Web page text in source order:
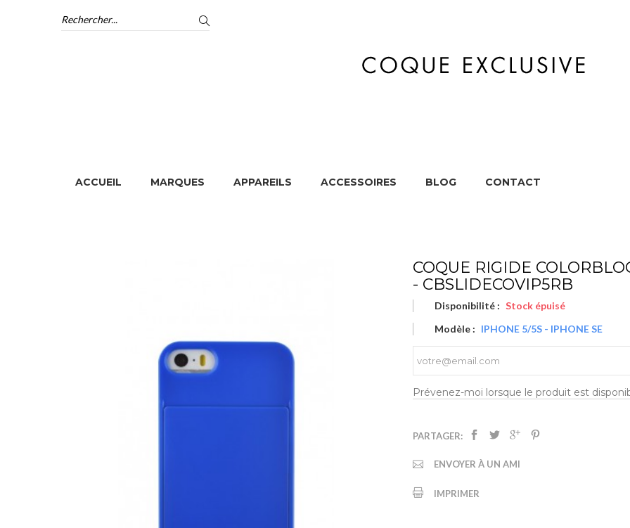
ACCUEIL MARQUES APPAREILS ACCESSOIRES BLOG CONTACT
COQUE RIGIDE
- CBSLIDECOVIP5RB
Disponibilité : Stock épuisé
Modèle : IPHONE 5/5S - IPHONE SE
Prévenez-moi lorsque le produit est
PARTAGER:
ENVOYER À UN AMI
IMPRIMER